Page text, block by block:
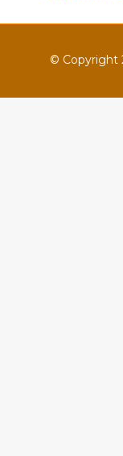
© Copyright